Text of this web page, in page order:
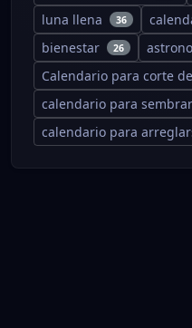
luna llena 36
bienestar 26
Calendario para corte
calendario para sembrar
calendario para